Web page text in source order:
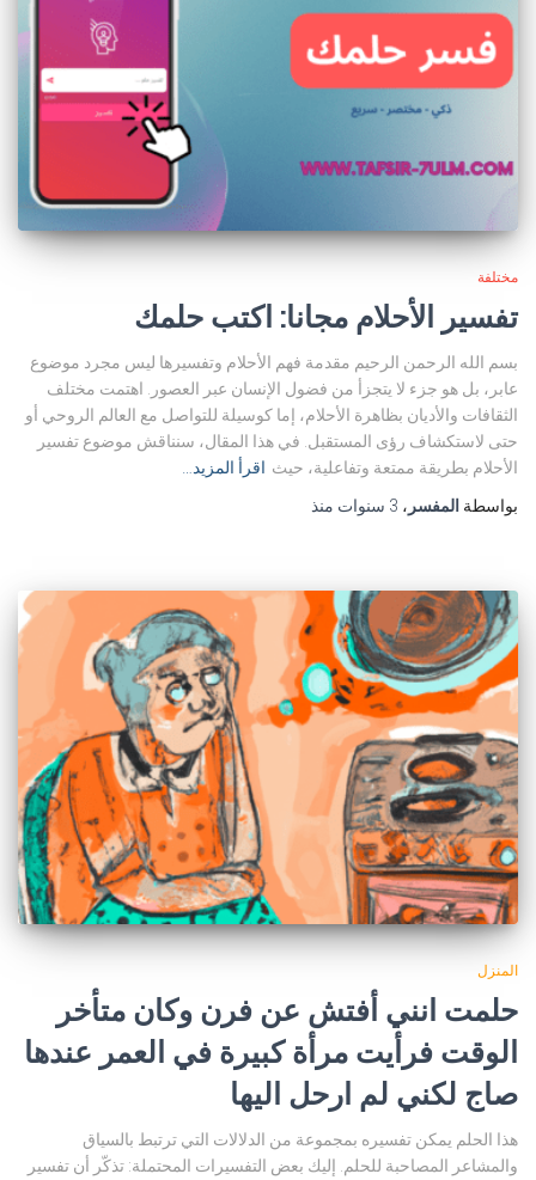
مختلفة
تفسير الأحلام مجانا: اكتب حلمك
بسم الله الرحمن الرحيم مقدمة فهم الأحلام وتفسيرها ليس مجرد موضوع
عابر، بل هو جزء لا يتجزأ من فضول الإنسان عبر العصور. اهتمت مختلف
الثقافات والأديان بظاهرة الأحلام، إما كوسيلة للتواصل مع العالم الروحي أو
حتى لاستكشاف رؤى المستقبل. في هذا المقال، سنناقش موضوع تفسير
الأحلام بطريقة ممتعة وتفاعلية، حيث اقرأ المزيد…
بواسطة المفسر ، 3 سنوات منذ
المنزل
حلمت انني أفتش عن فرن وكان متأخر
الوقت فرأيت مرأة كبيرة في العمر عندها
صاج لكني لم ارحل اليها
هذا الحلم يمكن تفسيره بمجموعة من الدلالات التي ترتبط بالسياق
والمشاعر المصاحبة للحلم. إليك بعض التفسيرات المحتملة: تذكّر أن تفسير